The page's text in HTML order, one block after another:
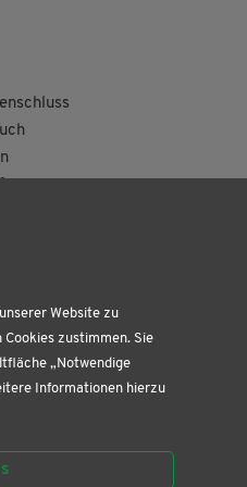
Website zu
zustimmen. Sie
„Notwendige
Informationen hierzu